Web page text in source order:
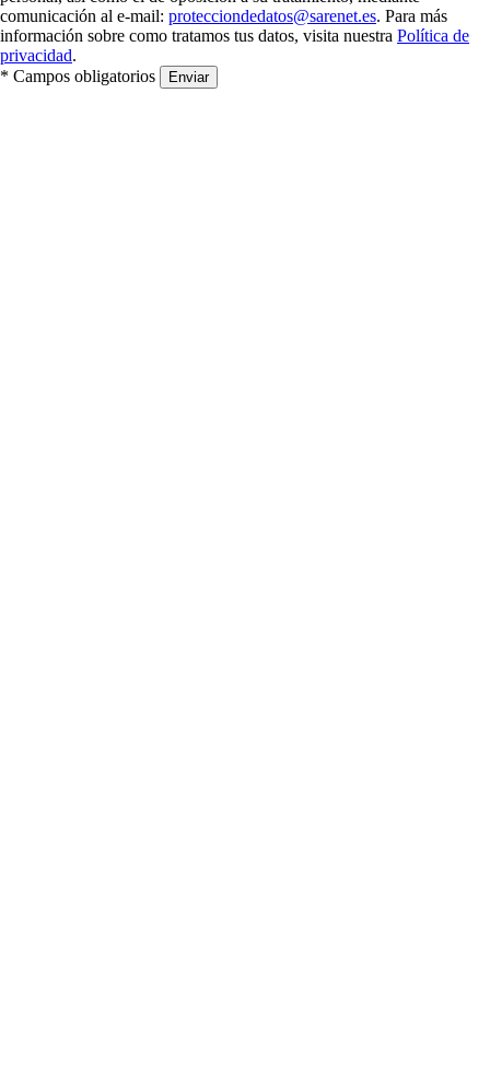
comunicación al e-mail: protecciondedatos@sarenet.es. Para más
información sobre como tratamos tus datos, visita nuestra Política de
privacidad.
* Campos obligatorios
Enviar